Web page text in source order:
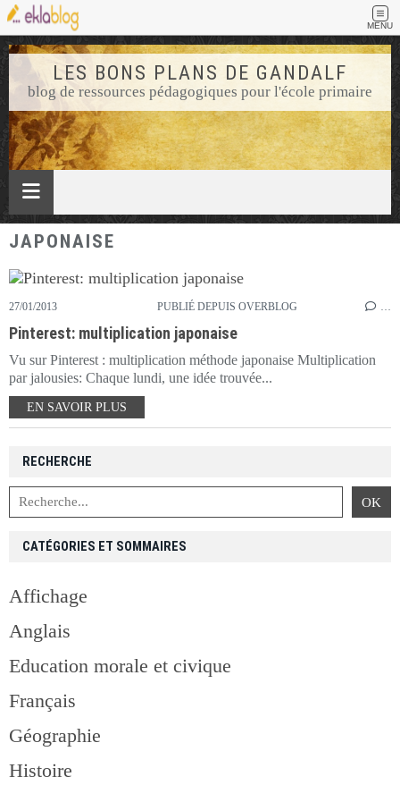
MENU
LES BONS PLANS DE GANDALF
blog de ressources pédagogiques pour l'école primaire
JAPONAISE
27/01/2013 PUBLIÉ DEPUIS OVERBLOG …
Pinterest: multiplication japonaise
Vu sur Pinterest : multiplication méthode japonaise Multiplication
par jalousies: Chaque lundi, une idée trouvée...
EN SAVOIR PLUS
RECHERCHE
CATÉGORIES ET SOMMAIRES
Affichage
Anglais
Education morale et civique
Français
Géographie
Histoire